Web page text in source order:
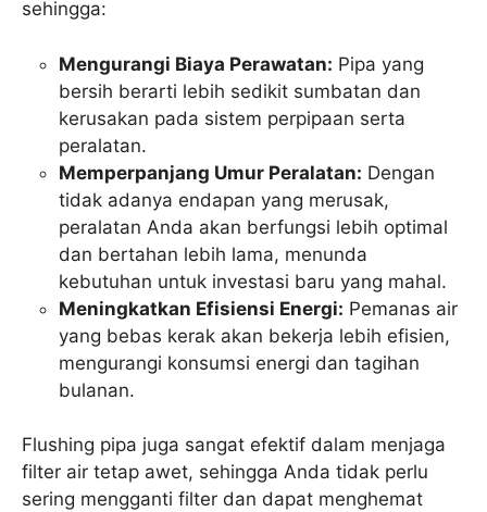
sehingga:
Mengurangi Biaya Perawatan: Pipa yang
bersih berarti lebih sedikit sumbatan dan
kerusakan pada sistem perpipaan serta
peralatan.
Memperpanjang Umur Peralatan: Dengan
tidak adanya endapan yang merusak,
peralatan Anda akan berfungsi lebih optimal
dan bertahan lebih lama, menunda
kebutuhan untuk investasi baru yang mahal.
Meningkatkan Efisiensi Energi: Pemanas air
yang bebas kerak akan bekerja lebih efisien,
mengurangi konsumsi energi dan tagihan
bulanan.
Flushing pipa juga sangat efektif dalam menjaga
filter air tetap awet, sehingga Anda tidak perlu
sering mengganti filter dan dapat menghemat